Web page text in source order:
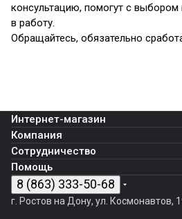
консультацию, помогут с выбором
в работу.
Обращайтесь, обязательно
Интернет-магазин
Компания
Сотрудничество
Помощь
8 (863) 333-50-68
г. Ростов на Дону, ул. Космонавтов,